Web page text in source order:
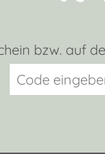
bzw. auf